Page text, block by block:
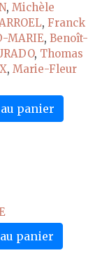
,Michèle
,Franck
MARIE,Benoît-
, Thomas
,Marie-Fleur
panier
panier